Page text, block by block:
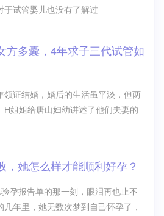
于试管婴儿也没有了解过
方多囊，4年求子三代试管如
领证结婚，婚后的生活虽平淡，但两
H姐姐给唐山妇幼讲述了他们夫妻的
，她怎么样才能顺利好孕？
孕报告单的那一刻，眼泪再也止不
年里，她无数次梦到自己怀孕了，